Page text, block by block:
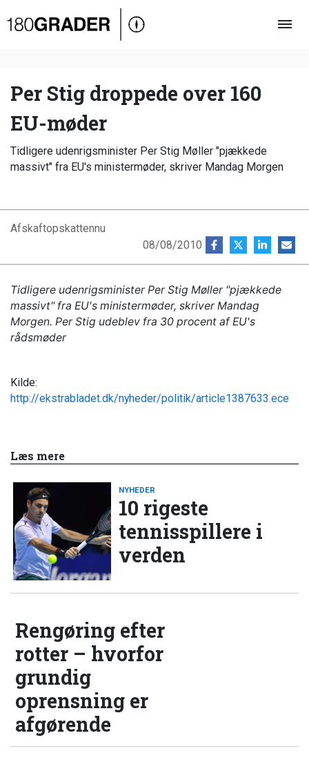
Oversigt
Debat
Video
Podcast
Per Stig droppede over 160
EU-møder
Tidligere udenrigsminister Per Stig Møller "pjækkede
massivt" fra EU's ministermøder, skriver Mandag Morgen
Afskaftopskattennu
08/08/2010
Tidligere udenrigsminister Per Stig Møller "pjækkede
massivt" fra EU's ministermøder, skriver Mandag
Morgen. Per Stig udeblev fra 30 procent af EU's
rådsmøder
Kilde:
http://ekstrabladet.dk/nyheder/politik/article1387633.ece
Læs mere
NYHEDER
10 rigeste
tennisspillere i
verden
Rengøring efter
rotter – hvorfor
grundig
oprensning er
afgørende